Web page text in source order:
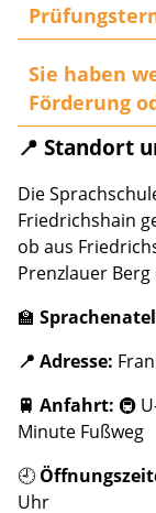
organisieren
Berlin,
internationale
Aktivitäten
Die aktuellen
die Startdaten
aktualisieren
können uns
Sie haben
Förderung
Unser
anderen
oder rufen Sie
📍 Standort
Die
Friedrichshain
ob aus
Prenzlauer
🏫
📍 Adresse:
🚆 Anfahrt: 🚇
Minute Fußweg
🕘
Uhr